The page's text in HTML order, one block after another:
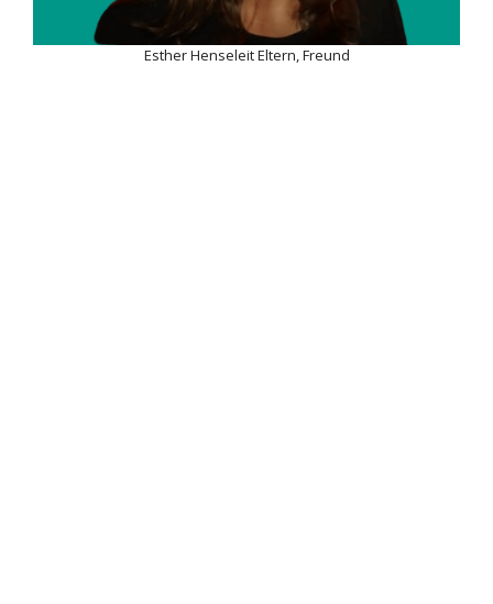
Esther Henseleit Eltern, Freund